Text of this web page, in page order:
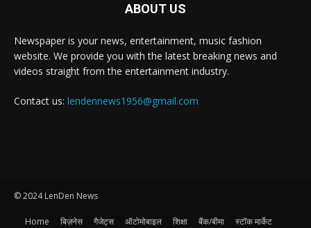
ABOUT US
Newspaper is your news, entertainment, music fashion
website. We provide you with the latest breaking news and
videos straight from the entertainment industry.
Contact us: lendennews1956@gmail.com
© 2024 LenDen News
Home बिज़नेस गैजेट्स ऑटोमोबाइल शिक्षा बैंक/बीमा स्टॉक मार्केट